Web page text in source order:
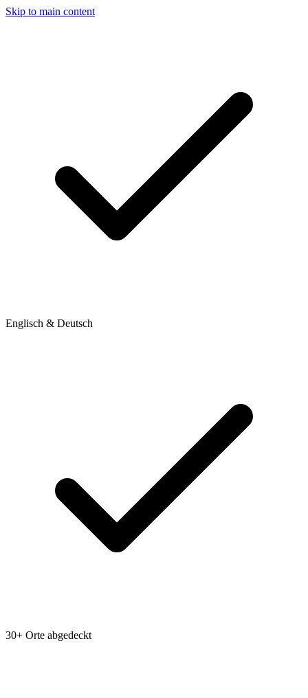
Skip to main content
Englisch & Deutsch
30+ Orte abgedeckt